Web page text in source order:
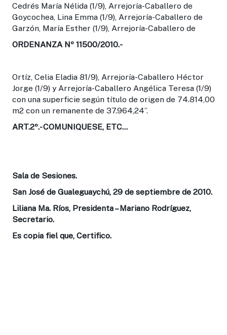
Cedrés María Nélida (1/9), Arrejoría-Caballero de
Goycochea, Lina Emma (1/9), Arrejoría-Caballero de
Garzón, María Esther (1/9), Arrejoría-Caballero de
ORDENANZA Nº 11500/2010.-
Ortíz, Celia Eladia 81/9), Arrejoría-Caballero Héctor
Jorge (1/9) y Arrejoría-Caballero Angélica Teresa (1/9)
con una superficie según título de origen de 74.814,00
m2 con un remanente de 37.964,24”.
ART.2º.-COMUNIQUESE, ETC…
Sala de Sesiones.
San José de Gualeguaychú, 29 de septiembre de 2010.
Liliana Ma. Ríos, Presidenta – Mariano Rodríguez,
Secretario.
Es copia fiel que, Certifico.